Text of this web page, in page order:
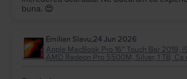
buna. 😍
Emilian Slavu,24 Jun 2026
Apple MacBook Pro 16″ Touch Bar 2019,
AMD Radeon Pro 5500M, Silver, 1 TB, Ca